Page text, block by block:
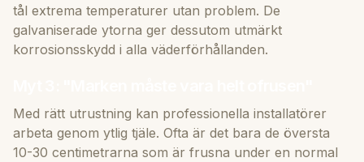
tål extrema temperaturer utan problem. De
galvaniserade ytorna ger dessutom utmärkt
korrosionsskydd i alla väderförhållanden.
Med rätt utrustning kan professionella installatörer
arbeta genom ytlig tjäle. Ofta är det bara de översta
10-30 centimetrarna som är frusna under en normal